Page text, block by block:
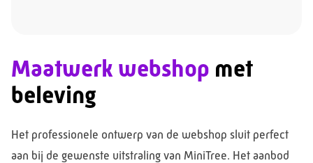
Maatwerk webshop met
beleving
Het professionele ontwerp van de webshop sluit perfect
aan bij de gewenste uitstraling van MiniTree. Het aanbod